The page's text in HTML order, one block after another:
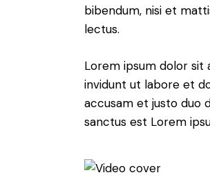
bibendum, nisi et
lectus.
Lorem ipsum dolor sit
invidunt ut labore et
accusam et justo duo
sanctus est Lorem